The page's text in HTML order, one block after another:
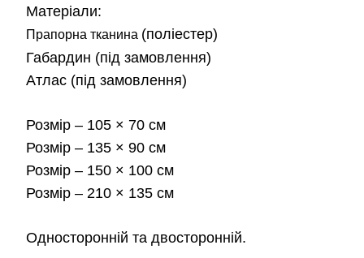
Матеріали:
Прапорна тканина (поліестер)
Габардин (під замовлення)
Атлас (під замовлення)
Розмір – 105 × 70 см
Розмір – 135 × 90 см
Розмір – 150 × 100 см
Розмір – 210 × 135 см
Односторонній та двосторонній.